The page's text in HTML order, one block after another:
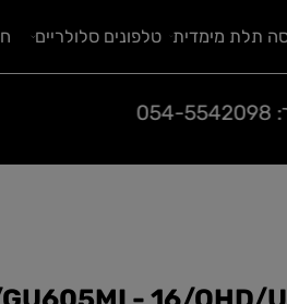
054-
מימדית טלפונים סלולריים